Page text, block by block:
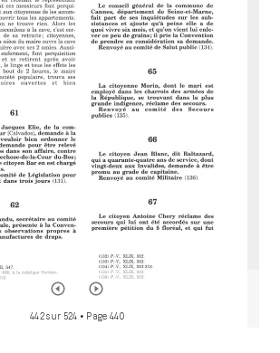
442 sur 524 • Page 440